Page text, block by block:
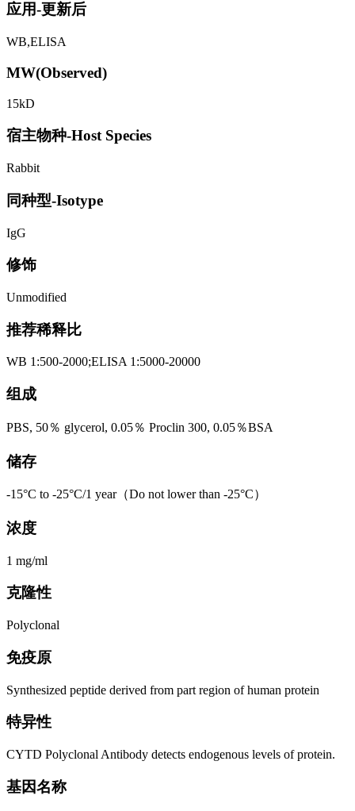
应用-更新后
WB,ELISA
MW(Observed)
15kD
宿主物种-Host Species
Rabbit
同种型-Isotype
IgG
修饰
Unmodified
推荐稀释比
WB 1:500-2000;ELISA 1:5000-20000
组成
PBS, 50％ glycerol, 0.05％ Proclin 300, 0.05％BSA
储存
-15°C to -25°C/1 year（Do not lower than -25°C）
浓度
1 mg/ml
克隆性
Polyclonal
免疫原
Synthesized peptide derived from part region of human protein
特异性
CYTD Polyclonal Antibody detects endogenous levels of protein.
基因名称